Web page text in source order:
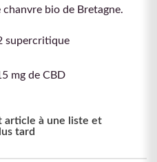
bio de Bretagne.
supercritique
mg de CBD
article à une liste et
tard